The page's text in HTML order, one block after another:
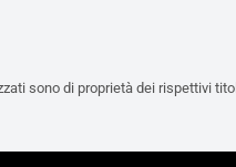
sono di proprietà dei rispettivi